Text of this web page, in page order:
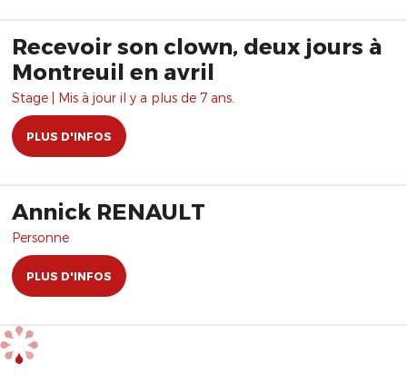
Recevoir son clown, deux jours à
Montreuil en avril
Stage | Mis à jour il y a plus de 7 ans.
PLUS D'INFOS
Annick RENAULT
Personne
PLUS D'INFOS